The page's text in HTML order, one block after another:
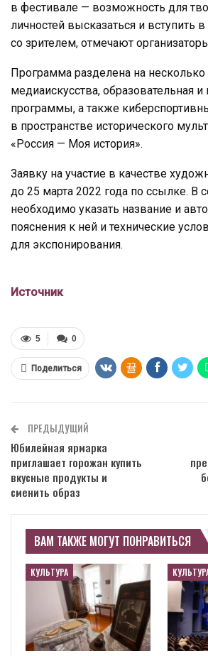
в фестивале — возможность для
личностей высказаться и вступить
со зрителем, отмечают
Программа разделена на несколько
медиаискусства, образовательная и
программы, а также
в пространстве исторического
«Россия — Моя история».
Заявку на участие в качестве
до 25 марта 2022 года по ссылке. В
необходимо указать название и
пояснения к ней и технические
для экспонирования.
Источник
0
5
Поделиться
ПРЕДЫДУЩИЙ
Юбилейная ярмарка
приглашает горожан купить
вкусные продукты и
сменить образ
ВАМ ТАКЖЕ МОГУТ ПОНРАВИТЬСЯ
КУЛЬТУРА